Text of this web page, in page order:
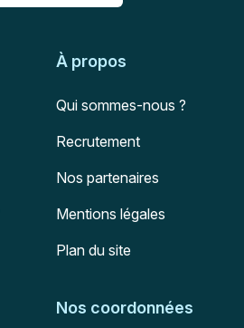
À propos
Qui sommes-nous ?
Recrutement
Nos partenaires
Mentions légales
Plan du site
Nos coordonnées